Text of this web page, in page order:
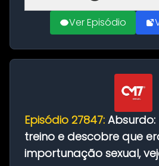
Ver Episódio
Episódio 27847:
treino e descobre que
importunação sexual,